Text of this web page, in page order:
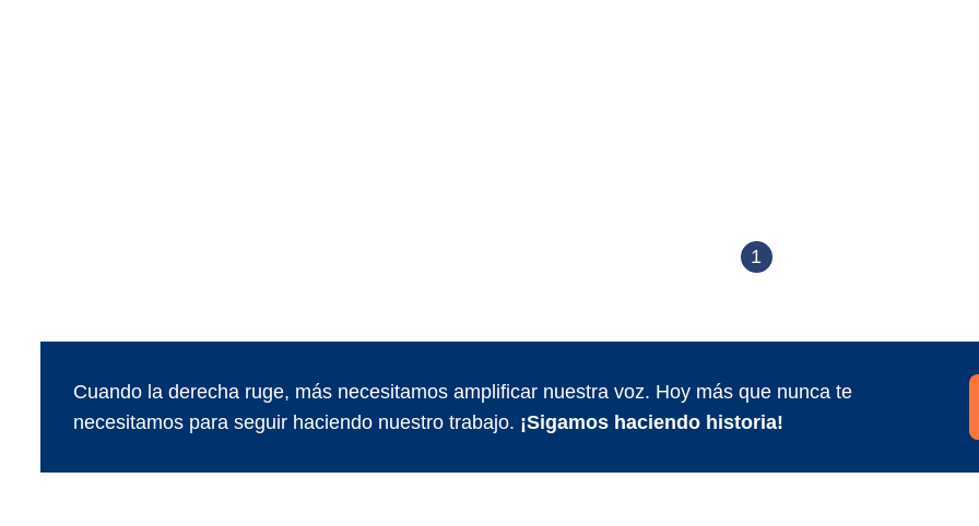
1
Cuando la derecha ruge, más necesitamos amplificar nuestra voz. Hoy más que nunca te
necesitamos para seguir haciendo nuestro trabajo. ¡Sigamos haciendo historia!